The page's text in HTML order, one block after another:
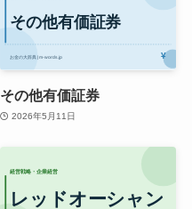
その他有価証券
2026年5月11日